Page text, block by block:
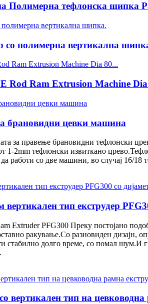
Полимерна тефлонска шипка
со полимерна вертикална
Rod Ram Extrusion Machine Dia
брановидни цевки машина
за правење брановидни тефлонски
1-2mm тефлонски извиткано
работи со две машини, во случај 16/18
тип екструдер
Extruder PFG300 Преку постојано
ракување.Со разновиден дизајн,
стабилно долго време, со помал шум.И
тип на цевководна